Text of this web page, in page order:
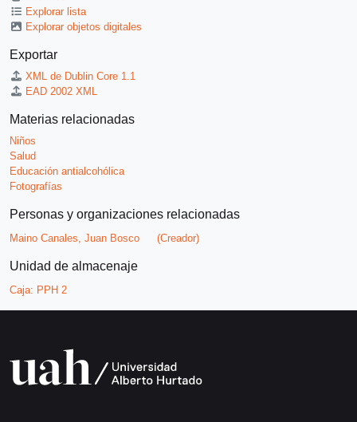
Explorar lista
Explorar objetos digitales
Exportar
XML de Dublin Core 1.1
EAD 2002 XML
Materias relacionadas
Niños
Salud
Educación antialcohólica
Fotografías
Personas y organizaciones relacionadas
Maino Canales, Juan Bosco (Creador)
Unidad de almacenaje
Caja: PPH 2